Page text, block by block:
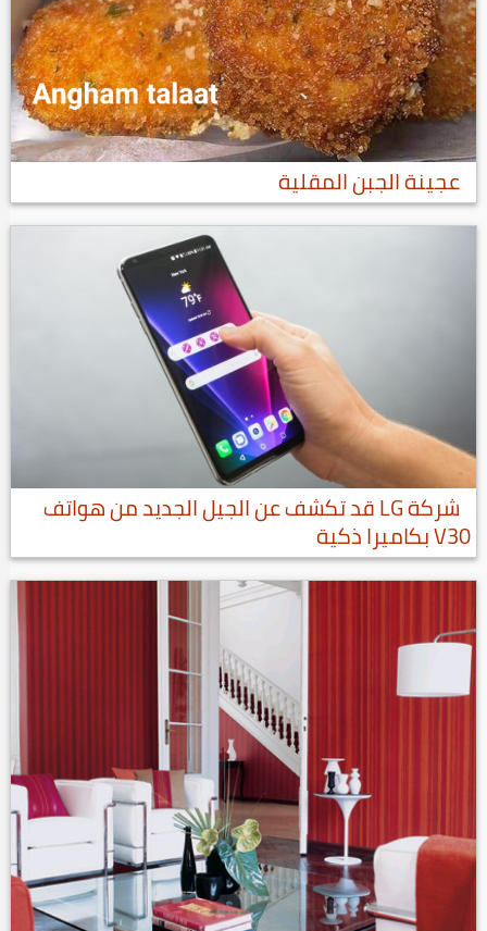
عجينة الجبن المقلية
شركة LG قد تكشف عن الجيل الجديد من هواتف
V30 بكاميرا ذكية